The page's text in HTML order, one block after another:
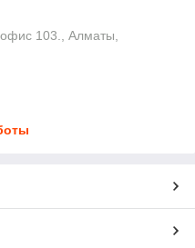
103., Алматы,